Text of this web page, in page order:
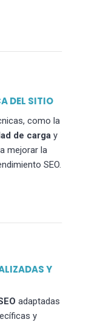
DEL SITIO
como la
de carga y
mejorar la
SEO.
Y
adaptadas
y